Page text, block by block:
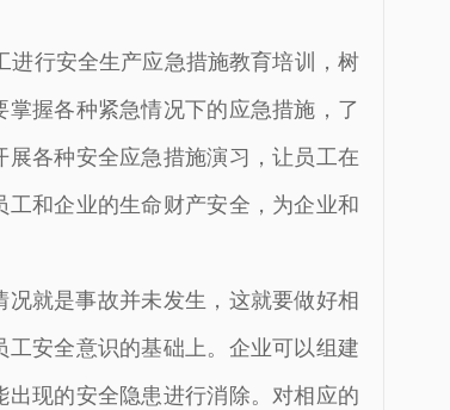
进行安全生产应急措施教育培训，树
握各种紧急情况下的应急措施，了
各种安全应急措施演习，让员工在
和企业的生命财产安全，为企业和
就是事故并未发生，这就要做好相
安全意识的基础上。企业可以组建
现的安全隐患进行消除。对相应的